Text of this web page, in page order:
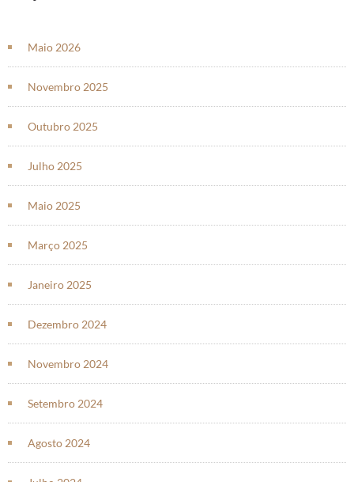
Maio 2026
Novembro 2025
Outubro 2025
Julho 2025
Maio 2025
Março 2025
Janeiro 2025
Dezembro 2024
Novembro 2024
Setembro 2024
Agosto 2024